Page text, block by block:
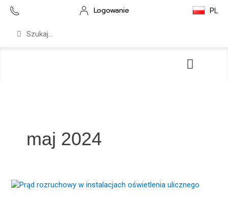
Przejdź
Szukaj
Szukaj
Logowanie PL
maj 2024
Prąd